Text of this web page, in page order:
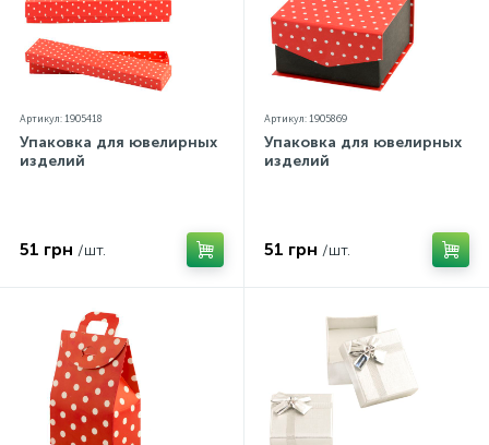
Артикул: 1905418
Упаковка для ювелирных
изделий
51 грн /шт.
Артикул: 1905869
Упаковка для ювелирных
изделий
51 грн /шт.